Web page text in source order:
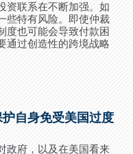
资联系在不断加强。如
些特有风险。即使仲裁
度也可能会导致付款困
通过创造性的跨境战略
自身免受美国过度
政府，以及在美国看来